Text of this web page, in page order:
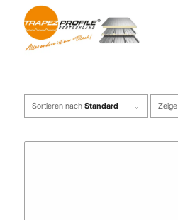
Sortieren nach Standard Zeige